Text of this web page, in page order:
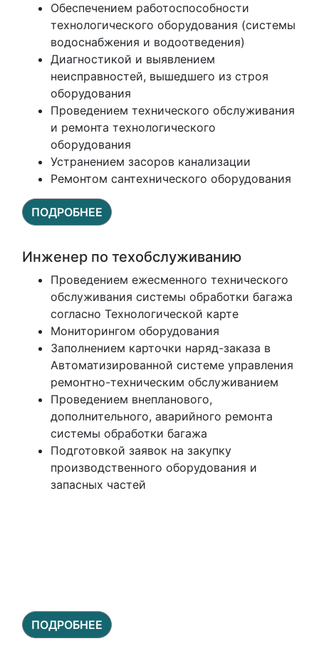
Обеспечением работоспособности
технологического оборудования (системы
водоснабжения и водоотведения)
Диагностикой и выявлением
неисправностей, вышедшего из строя
оборудования
Проведением технического обслуживания
и ремонта технологического
оборудования
Устранением засоров канализации
Ремонтом сантехнического оборудования
ПОДРОБНЕЕ
Инженер по техобслуживанию
Проведением ежесменного технического
обслуживания системы обработки багажа
согласно Технологической карте
Мониторингом оборудования
Заполнением карточки наряд-заказа в
Автоматизированной системе управления
ремонтно-техническим обслуживанием
Проведением внепланового,
дополнительного, аварийного ремонта
системы обработки багажа
Подготовкой заявок на закупку
производственного оборудования и
запасных частей
ПОДРОБНЕЕ